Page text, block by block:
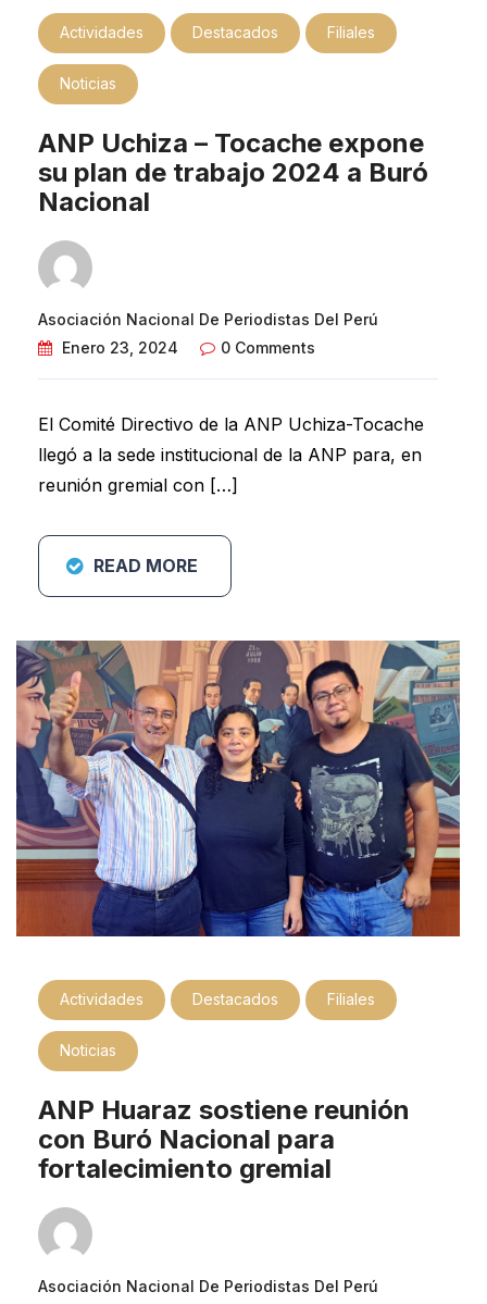
Actividades Destacados Filiales
Noticias
ANP Uchiza – Tocache expone
su plan de trabajo 2024 a Buró
Nacional
Asociación Nacional De Periodistas Del Perú
Enero 23, 2024
0 Comments
El Comité Directivo de la ANP Uchiza-Tocache
llegó a la sede institucional de la ANP para, en
reunión gremial con […]
READ MORE
Actividades Destacados Filiales
Noticias
ANP Huaraz sostiene reunión
con Buró Nacional para
fortalecimiento gremial
Asociación Nacional De Periodistas Del Perú